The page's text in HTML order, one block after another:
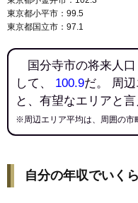
東京都小平市：99.5
東京都国立市：97.1
国分寺市の将来人口
して、 100.9だ。 周
と、有望なエリアと言
※周辺エリア平均は、周囲の市
自分の年収でいく